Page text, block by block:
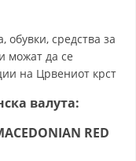
средства за
можат да се
на Црвениот крст
валута:
RED